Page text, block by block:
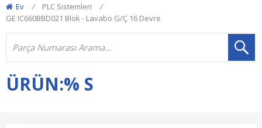
Ev / PLC Sistemleri
/
GE IC660BBD021 Blok - Lavabo G/Ç 16 Devre
ÜRÜN:% S